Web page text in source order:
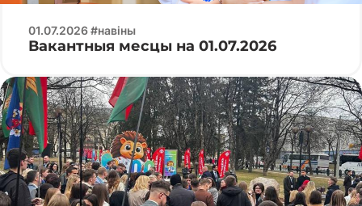
01.07.2026 #навіны
Вакантныя месцы на 01.07.2026